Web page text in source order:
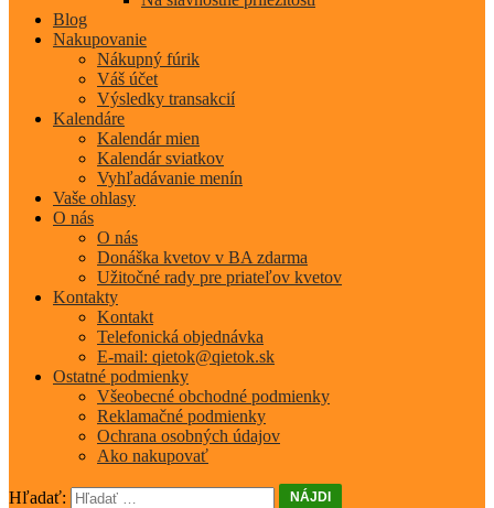
Blog
Nakupovanie
Nákupný fúrik
Váš účet
Výsledky transakcií
Kalendáre
Kalendár mien
Kalendár sviatkov
Vyhľadávanie menín
Vaše ohlasy
O nás
O nás
Donáška kvetov v BA zdarma
Užitočné rady pre priateľov kvetov
Kontakty
Kontakt
Telefonická objednávka
E-mail: qietok@qietok.sk
Ostatné podmienky
Všeobecné obchodné podmienky
Reklamačné podmienky
Ochrana osobných údajov
Ako nakupovať
Hľadať: